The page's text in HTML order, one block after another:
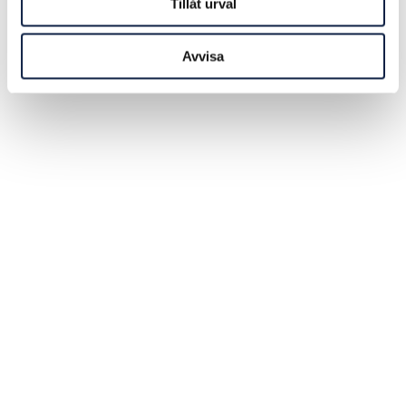
Tillåt urval
Avvisa